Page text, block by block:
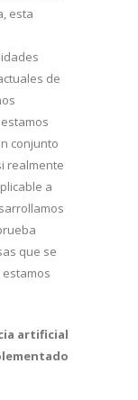
esta
de
conjunto
realmente
a
que se
artificial